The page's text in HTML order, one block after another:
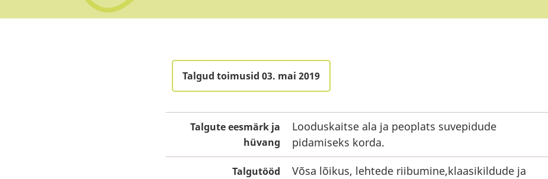
Talgud toimusid 03. mai 2019
Talgute eesmärk ja
hüvang
Looduskaitse ala ja peoplats suvepidude
pidamiseks korda.
Talgutööd
Võsa lõikus, lehtede riibumine,klaasikildude ja